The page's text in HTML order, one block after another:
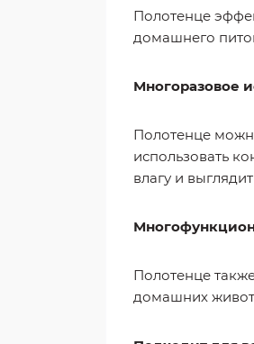
Полотенце
домашнего
Многоразовое
Полотенце
использовать
влагу и
Полотенце
домашних